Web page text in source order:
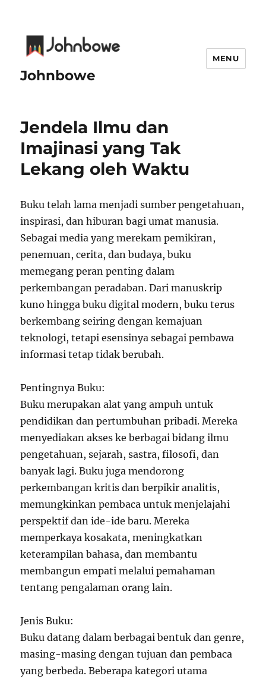
Johnbowe
MENU
Jendela Ilmu dan
Imajinasi yang Tak
Lekang oleh Waktu
Buku telah lama menjadi sumber pengetahuan,
inspirasi, dan hiburan bagi umat manusia.
Sebagai media yang merekam pemikiran,
penemuan, cerita, dan budaya, buku
memegang peran penting dalam
perkembangan peradaban. Dari manuskrip
kuno hingga buku digital modern, buku terus
berkembang seiring dengan kemajuan
teknologi, tetapi esensinya sebagai pembawa
informasi tetap tidak berubah.
Pentingnya Buku:
Buku merupakan alat yang ampuh untuk
pendidikan dan pertumbuhan pribadi. Mereka
menyediakan akses ke berbagai bidang ilmu
pengetahuan, sejarah, sastra, filosofi, dan
banyak lagi. Buku juga mendorong
perkembangan kritis dan berpikir analitis,
memungkinkan pembaca untuk menjelajahi
perspektif dan ide-ide baru. Mereka
memperkaya kosakata, meningkatkan
keterampilan bahasa, dan membantu
membangun empati melalui pemahaman
tentang pengalaman orang lain.
Jenis Buku:
Buku datang dalam berbagai bentuk dan genre,
masing-masing dengan tujuan dan pembaca
yang berbeda. Beberapa kategori utama